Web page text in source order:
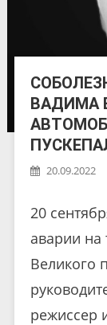
ВАДИМА
20.09.2022
20
аварии на
Великого
режиссер